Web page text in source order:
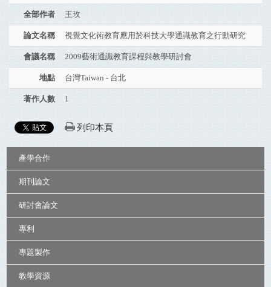
全部作者 王玫
論文名稱 視覺文化術教育應用於科技大學通識教育之行動研究
會議名稱 2009藝術通識教育課程與教學研討會
地點 台灣Taiwan - 台北
著作人數 1
列印本頁
產學合作
期刊論文
研討會論文
專利
專題製作
教學資源